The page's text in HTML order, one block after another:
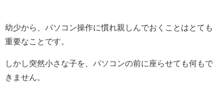
幼少から、パソコン操作に慣れ親しんでおくことはとても
重要なことです。
しかし突然小さな子を、パソコンの前に座らせても何もで
きません。